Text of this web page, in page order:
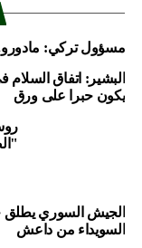
الأجنبي إلى مدينة
شكوك في أنه يعاني
وبدورها، رفضت دائرة
الروسي
تأكيد المعلومات
لكنها لم تنكر هذه
المصدر: إنترفاكس
مسؤول تركي:
البشير: اتفاق
يكون حبرا على ورق
روسيا: الخارجية
أودي تطلق أفخم